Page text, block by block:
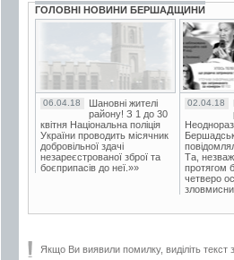
ГОЛОВНІ НОВИНИ БЕРШАДЩИНИ
06.04.18
Шановні жителі
району! З 1 до 30
квітня Національна поліція
України проводить місячник
добровільної здачі
незареєстрованої зброї та
боєприпасів до неї.»»
02.04.18
Та,
протягом
четверо
Якщо Ви виявили помилку, виділіть